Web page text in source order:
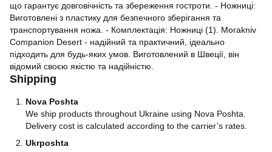
що гарантує довговічність та збереження гостроти. - Ножниці:
Виготовлені з пластику для безпечного зберігання та
транспортування ножа. - Комплектація: Ножниці (1). Morakniv
Companion Desert - надійний та практичний, ідеально
підходить для будь-яких умов. Виготовлений в Швеції, він
відомий своєю якістю та надійністю.
Shipping
Nova Poshta
We ship products throughout Ukraine using Nova Poshta.
Delivery cost is calculated according to the carrier’s rates.
Ukrposhta